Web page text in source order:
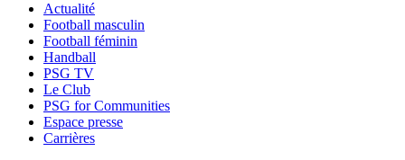
Actualité
Football masculin
Football féminin
Handball
PSG TV
Le Club
PSG for Communities
Espace presse
Carrières